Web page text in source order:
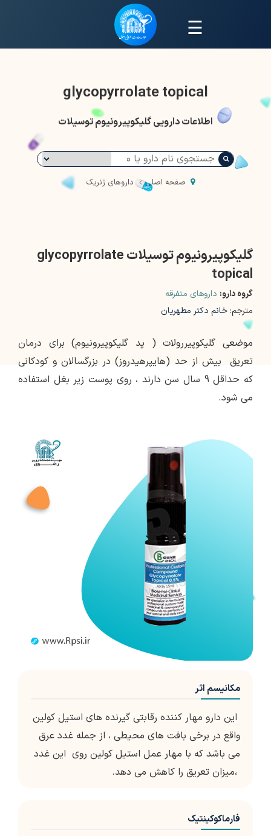
☰
glycopyrrolate topical
اطلاعات دارویی گلیکوپیرونیوم توسیلات
صفحه اصلی داروهای ژنریک
گلیکوپیرونیوم توسیلات glycopyrrolate
topical
گروه دارو: داروهای متفرقه
مترجم: خانم دکتر مطهریان
موضعی گلیکوپیررولات ( پد گلیکوپیرونیوم) برای درمان
تعریق بیش از حد (هایپرهیدروز) در بزرگسالان و کودکانی
که حداقل 9 سال سن دارند ، روی پوست زیر بغل استفاده
می شود.
مکانیسم اثر
این دارو مهار کننده رقابتی گیرنده های استیل کولین
واقع در برخی بافت های محیطی ، از جمله غدد عرق
می باشد که با مهار عمل استیل کولین روی این غدد
،میزان تعریق را کاهش می دهد.
فارماکوکینتیک